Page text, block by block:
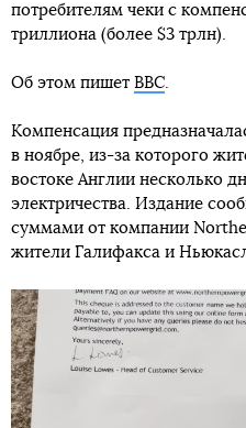
потребителям чеки с
триллиона (более $3 трлн).
Об этом пишет BBC.
Компенсация
в ноябре, из-за которого
востоке Англии несколько
электричества. Издание
суммами от компании
жители Галифакса и